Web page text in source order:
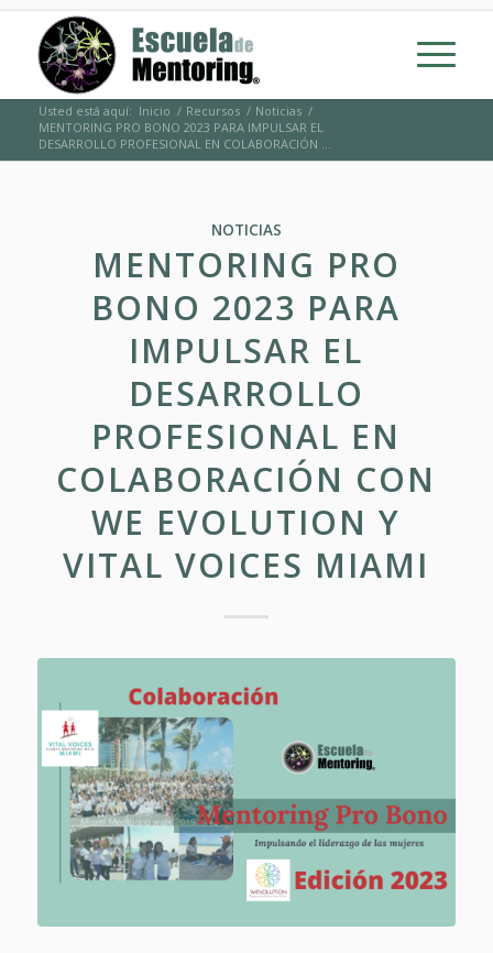
Usted está aquí: Inicio / Recursos / Noticias /
MENTORING PRO BONO 2023 PARA IMPULSAR EL
DESARROLLO PROFESIONAL EN COLABORACIÓN ...
NOTICIAS
MENTORING PRO
BONO 2023 PARA
IMPULSAR EL
DESARROLLO
PROFESIONAL EN
COLABORACIÓN CON
WE EVOLUTION Y
VITAL VOICES MIAMI